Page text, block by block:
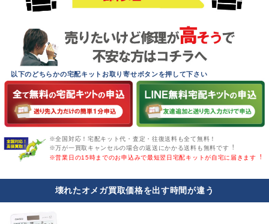
以下のどちらかの宅配キットお取り寄せボタンを押して下さい
※全国対応！宅配キット代・査定・往復送料も全て無料！
※万が一買取キャンセルの場合の返送にかかる送料も無料です︕
※営業日の15時までのお申込みで最短翌日宅配キットが自宅に届きます︕
壊れたオメガ買取価格を出す時間が違う